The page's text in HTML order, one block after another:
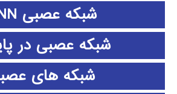
شبکه عصبی CNN
شبکه عصبی در
شبکه های